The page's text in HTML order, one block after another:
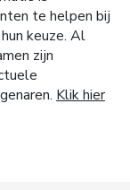
te helpen bij
keuze. Al
zijn
Klik hier